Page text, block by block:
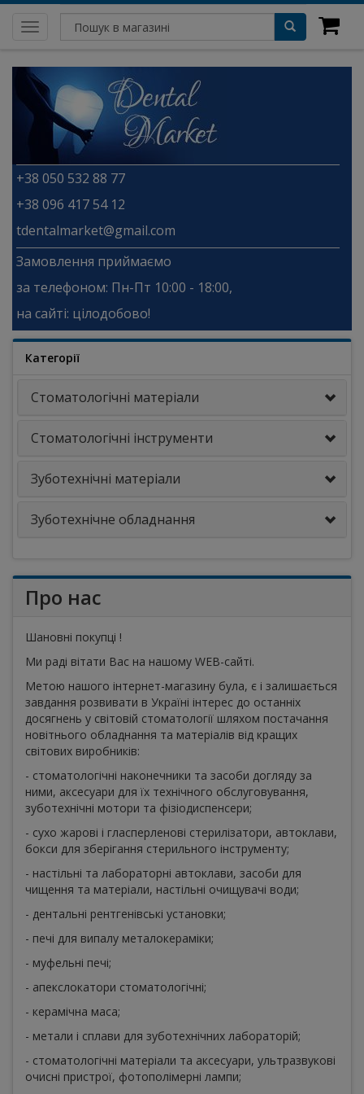
Toggle
navigation
+38 050 532 88 77
+38 096 417 54 12
tdentalmarket@gmail.com
Замовлення приймаємо
за телефоном: Пн-Пт 10:00 - 18:00,
на сайті: цілодобово!
Категорії
Стоматологічні матеріали
Стоматологічні інструменти
Зуботехнічні матеріали
Зуботехнічне обладнання
Про нас
Шановні покупці !
Ми раді вітати Вас на нашому WEB-сайті.
Метою нашого інтернет-магазину була, є і залишається
завдання розвивати в Україні інтерес до останніх
досягнень у світовій стоматології шляхом постачання
новітнього обладнання та матеріалів від кращих
світових виробників:
- стоматологічні наконечники та засоби догляду за
ними, аксесуари для їх технічного обслуговування,
зуботехнічні мотори та фізіодиспенсери;
- сухо жарові і гласперленові стерилізатори, автоклави,
бокси для зберігання стерильного інструменту;
- настільні та лабораторні автоклави, засоби для
чищення та матеріали, настільні очищувачі води;
- дентальні рентгенівські установки;
- печі для випалу металокераміки;
- муфельні печі;
- апекслокатори стоматологічні;
- керамічна маса;
- метали і сплави для зуботехнічних лабораторій;
- стоматологічні матеріали та аксесуари, ультразвукові
очисні пристрої, фотополімерні лампи;